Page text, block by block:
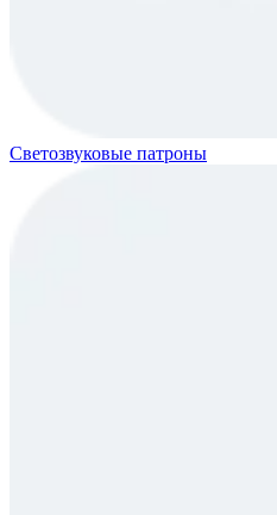
Светозвуковые патроны